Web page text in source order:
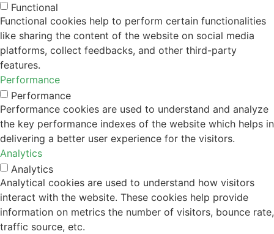
Functional
Functional cookies help to perform certain functionalities
like sharing the content of the website on social media
platforms, collect feedbacks, and other third-party
features.
Performance
Performance
Performance cookies are used to understand and analyze
the key performance indexes of the website which helps in
delivering a better user experience for the visitors.
Analytics
Analytics
Analytical cookies are used to understand how visitors
interact with the website. These cookies help provide
information on metrics the number of visitors, bounce rate,
traffic source, etc.